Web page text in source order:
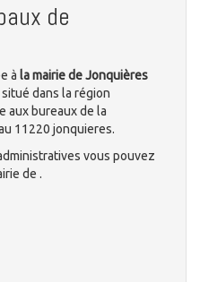
de
à la mairie de Jonquières
dans la région
aux bureaux de la
11220 jonquieres.
vous pouvez
de .